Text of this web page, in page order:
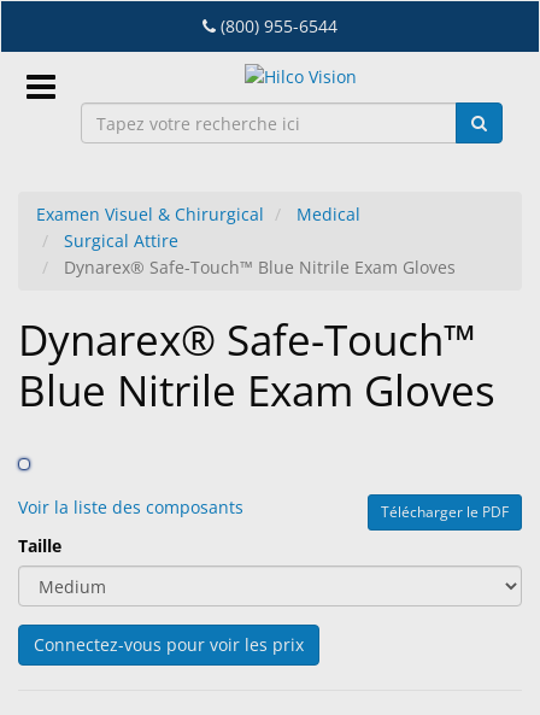
au
contenu
principal
(800) 955-6544
Connexion
FR
Eye
Lab
&
Lunetterie
&
Accessoires
d'Entretien
de
Examen Visuel & Chirurgical
Medical
Surgical Attire
Dynarex® Safe-Touch™ Blue Nitrile Exam Gloves
Dynarex® Safe-Touch™
Blue Nitrile Exam Gloves
Voir la liste des composants Télécharger le PDF
Taille
Connectez-vous pour voir les prix